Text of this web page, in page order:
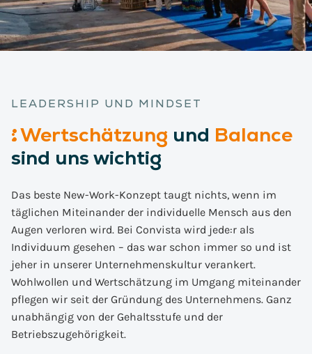
LEADERSHIP UND MINDSET
:Wertschätzung und Balance
sind uns wichtig
Das beste New-Work-Konzept taugt nichts, wenn im
täglichen Miteinander der individuelle Mensch aus den
Augen verloren wird. Bei Convista wird jede:r als
Individuum gesehen – das war schon immer so und ist
jeher in unserer Unternehmenskultur verankert.
Wohlwollen und Wertschätzung im Umgang miteinander
pflegen wir seit der Gründung des Unternehmens. Ganz
unabhängig von der Gehaltsstufe und der
Betriebszugehörigkeit.